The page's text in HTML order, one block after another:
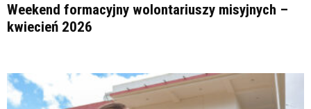
Weekend formacyjny wolontariuszy misyjnych –
kwiecień 2026